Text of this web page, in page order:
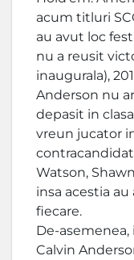
acum titluri
au avut loc
nu a reusit
inaugurala),
Anderson nu
depasit in
vreun jucator
Watson,
insa acestia
fiecare.
De-
Calvin